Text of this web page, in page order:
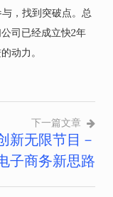
，找到突破点。总
司已经成立快2年
动力。
下一篇文章
新无限节目－
子商务新思路